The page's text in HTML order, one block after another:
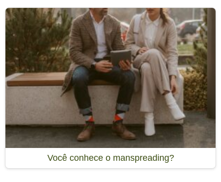
Você conhece o manspreading?